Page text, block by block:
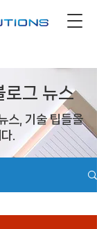
로그 뉴스
스, 기술 팁들을
.